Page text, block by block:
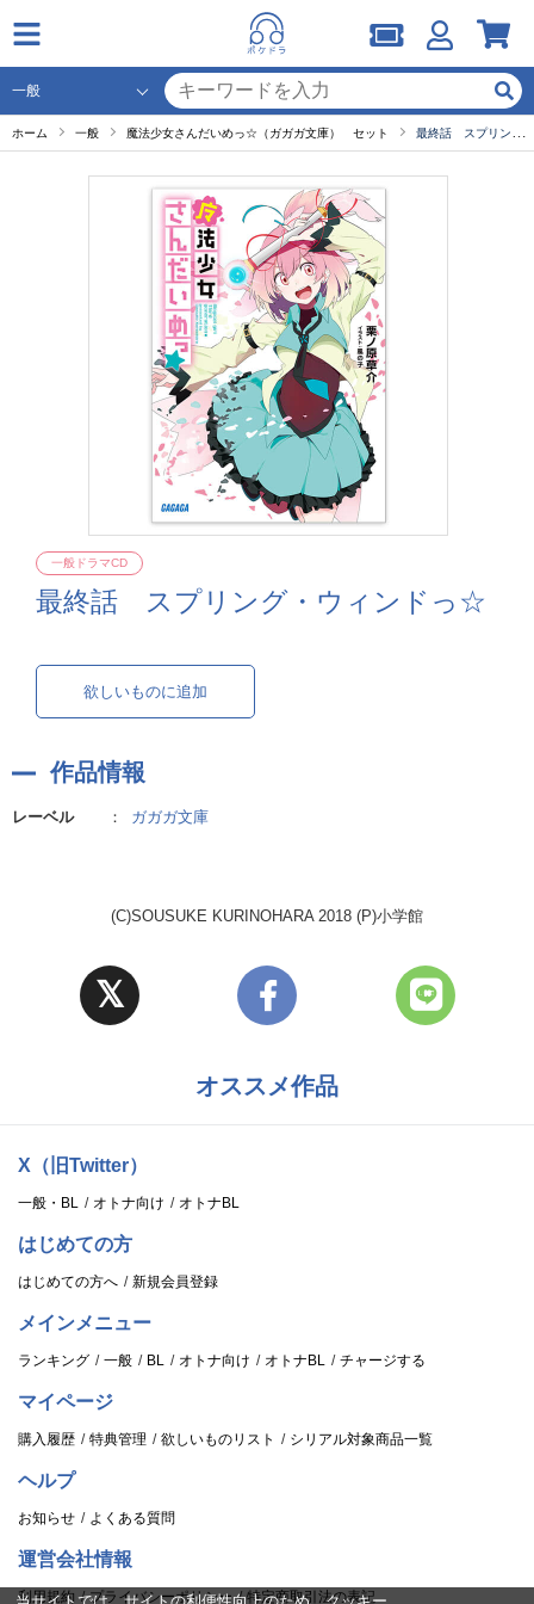
ホーム 一般 魔法少女さんだいめっ☆（ガガガ文庫） セット 最終話 スプリング・ウィンドっ☆
最終話 スプリング・ウィンドっ☆
一般ドラマCD
欲しいものに追加
作品情報
レーベル ： ガガガ文庫
(C)SOUSUKE KURINOHARA 2018 (P)小学館
オススメ作品
X（旧Twitter）
一般・BL オトナ向け オトナBL
はじめての方
はじめての方へ 新規会員登録
メインメニュー
ランキング 一般 BL オトナ向け オトナBL チャージする
マイページ
購入履歴 特典管理 欲しいものリスト シリアル対象商品一覧
ヘルプ
お知らせ よくある質問
運営会社情報
利用規約 プライバシーポリシー 特定商取引法の表記